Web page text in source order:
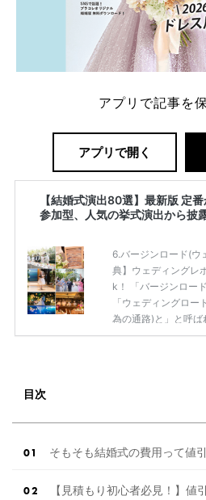
アプリで記事を
アプリで開く
【結婚式演出80選】最新版 定
参加型、人気の挙式演出から披
6.バージンロード(ウ
典】ウェディングレ
k！ 「バージンロー
「ウェディングロー
為の通路)と」と呼
あるべきと考えられ
す。 7.トレーンボー
目次
そもそも結婚式の費用って値
【見積もり初心者必見！】値